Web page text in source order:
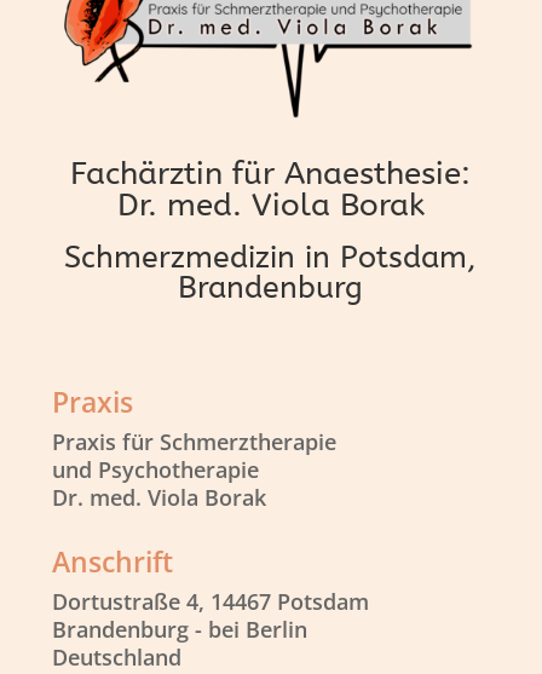
Fachärztin für Anaesthesie:
Dr. med. Viola Borak
Schmerzmedizin in Potsdam,
Brandenburg
Praxis
Praxis für Schmerztherapie
und Psychotherapie
Dr. med. Viola Borak
Anschrift
Dortustraße 4, 14467 Potsdam
Brandenburg - bei Berlin
Deutschland